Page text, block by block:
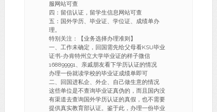
服网站可查
四：留信认证，留学生信息网站可查
五：国外学历、毕业证、学位证、成绩单办
理。
特别关注：【业务选择办理准则】
一、工作未确定，回国需先给父母看KSU毕业
证书-办肯特州立大学毕业证的样子微信
168899991、亲戚朋友看下学历认证的情况
办理一份就读学校的毕业证成绩单即可
二、回国进私企、外企、自己做生意的情况
这些单位是不查询毕业证真伪的，而且国内没
有渠道去查询国外学历认证的真假，也不需要
提供真实教育部认证。鉴于此，办理一份毕业